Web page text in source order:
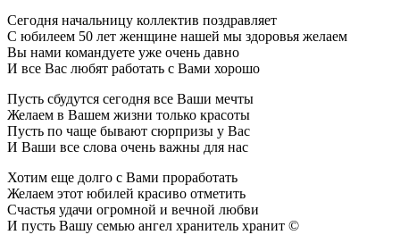
Сегодня начальницу коллектив поздравляет
С юбилеем 50 лет женщине нашей мы здоровья желаем
Вы нами командуете уже очень давно
И все Вас любят работать с Вами хорошо
Пусть сбудутся сегодня все Ваши мечты
Желаем в Вашем жизни только красоты
Пусть по чаще бывают сюрпризы у Вас
И Ваши все слова очень важны для нас
Хотим еще долго с Вами проработать
Желаем этот юбилей красиво отметить
Счастья удачи огромной и вечной любви
И пусть Вашу семью ангел хранитель хранит ©